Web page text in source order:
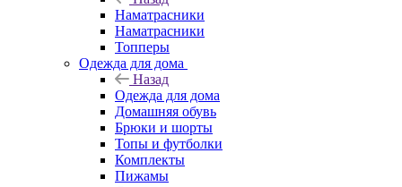
Наматрасники
Наматрасники
Топперы
Одежда для дома
Назад
Одежда для дома
Домашняя обувь
Брюки и шорты
Топы и футболки
Комплекты
Пижамы